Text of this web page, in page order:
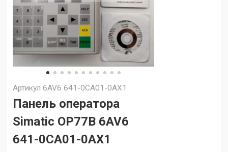
Артикул6AV6 641-0CA01-0AX1
Панель оператора
Simatic OP77B 6AV6
641-0CA01-0AX1